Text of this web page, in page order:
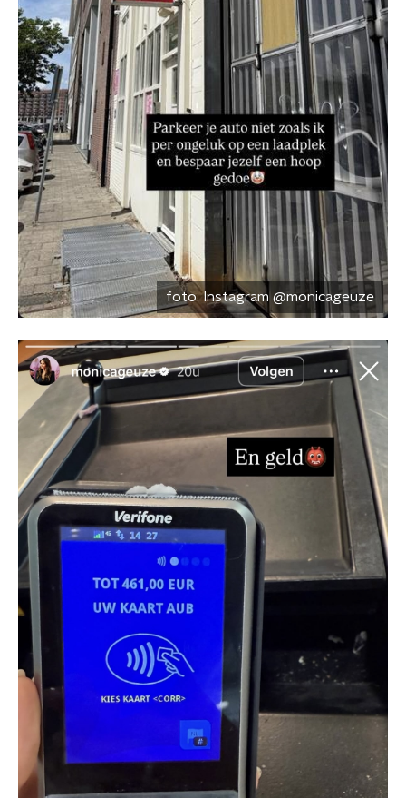
foto:Instagram @monicageuze